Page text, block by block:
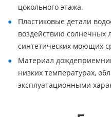
цокольного этажа.
Пластиковые детали
воздействию солнечных
синтетических моющих
Материал
низких температурах,
эксплуатационными